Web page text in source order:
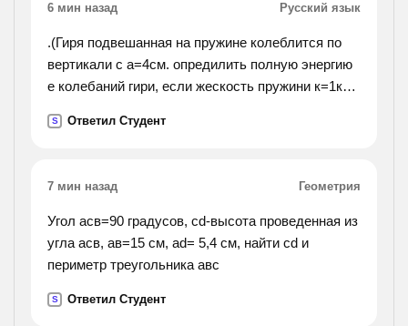
6 мин назад Русский язык
.(Гиря подвешанная на пружине колеблится по
вертикали с а=4см. опредилить полную энергию
е колебаний гири, если жескость пружини к=1кн/
S Ответил Студент
7 мин назад Геометрия
Угол асв=90 градусов, сd-высота проведенная из
угла асв, ав=15 см, аd= 5,4 см, найти сd и
периметр треугольника авс
S Ответил Студент